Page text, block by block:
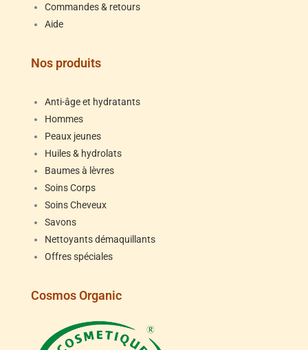
Commandes & retours
Aide
Nos produits
Anti-âge et hydratants
Hommes
Peaux jeunes
Huiles & hydrolats
Baumes à lèvres
Soins Corps
Soins Cheveux
Savons
Nettoyants démaquillants
Offres spéciales
Cosmos Organic